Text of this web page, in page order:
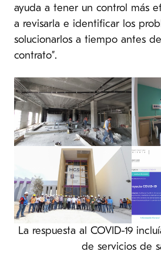
ayuda a tener un control más
a revisarla e identificar los
solucionarlos a tiempo antes
contrato”.
La respuesta al COVID-19
de servicios de